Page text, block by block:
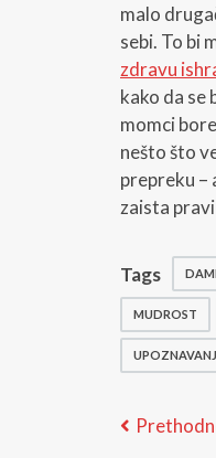
malo
sebi. To bi
zdravu
kako da se
momci
nešto što
prepreku –
zaista
Tags
MUDROST